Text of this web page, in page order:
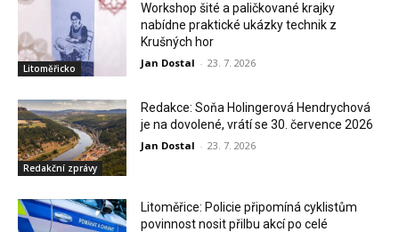
Litoměřicko
Workshop šité a paličkované krajky
nabídne praktické ukázky technik z
Krušných hor
Jan Dostal - 23. 7. 2026
Redakční zprávy
Redakce: Soňa Holingerová Hendrychová
je na dovolené, vrátí se 30. července 2026
Jan Dostal - 23. 7. 2026
Litoměřice: Policie připomíná cyklistům
povinnost nosit přilbu akcí po celé